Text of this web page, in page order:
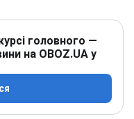
головного —
на OBOZ.UA у